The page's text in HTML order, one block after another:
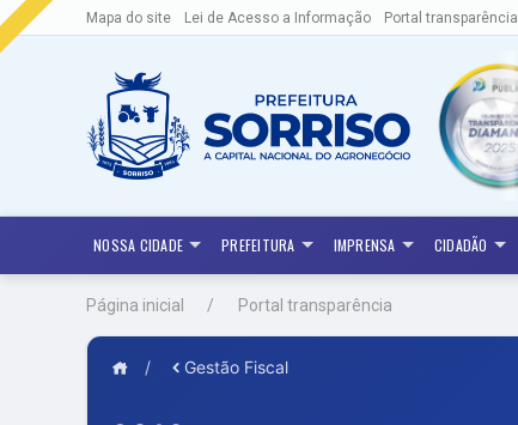
Mapa do site Lei de Acesso a Informação Portal transparência
NOSSA CIDADE PREFEITURA IMPRENSA CIDADÃO
Página inicial Portal transparência
/ Gestão Fiscal